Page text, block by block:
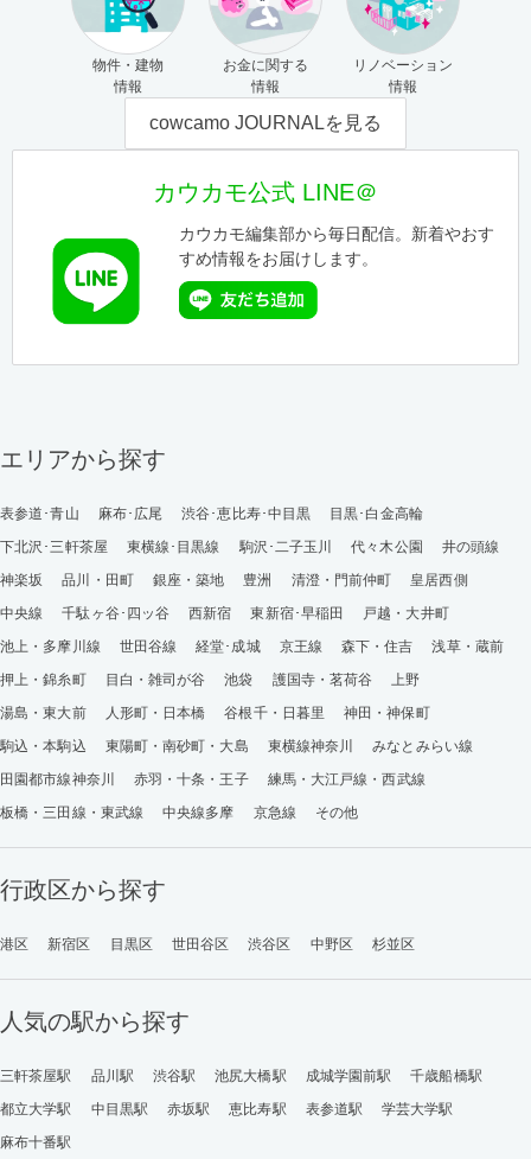
物件・建物
情報
お金に関する
情報
リノベーション
情報
cowcamo JOURNALを見る
カウカモ公式 LINE＠
カウカモ編集部から毎日配信。新着やおす
すめ情報をお届けします。
エリアから探す
表参道･青山 麻布･広尾 渋谷･恵比寿･中目黒
目黒･白金高輪
下北沢･三軒茶屋
東横線･目黒線 駒沢･二子玉川 代々木公園
井の頭線
神楽坂
品川・田町 銀座・築地 豊洲 清澄・門前仲町
皇居西側
中央線
千駄ヶ谷･四ッ谷 西新宿 東新宿･早稲田
戸越・大井町
池上・多摩川線
世田谷線 経堂･成城 京王線 森下・住吉
浅草・蔵前
押上・錦糸町
目白・雑司が谷 池袋 護国寺・茗荷谷
上野
湯島・東大前
人形町・日本橋 谷根千・日暮里
神田・神保町
駒込・本駒込
東陽町・南砂町・大島 東横線神奈川
みなとみらい線
田園都市線神奈川
赤羽・十条・王子
練馬・大江戸線・西武線
板橋・三田線・東武線
中央線多摩 京急線 その他
行政区から探す
港区 新宿区 目黒区 世田谷区 渋谷区 中野区 杉並区
人気の駅から探す
三軒茶屋駅 品川駅 渋谷駅 池尻大橋駅 成城学園前駅
千歳船橋駅
都立大学駅
中目黒駅 赤坂駅 恵比寿駅 表参道駅
学芸大学駅
麻布十番駅